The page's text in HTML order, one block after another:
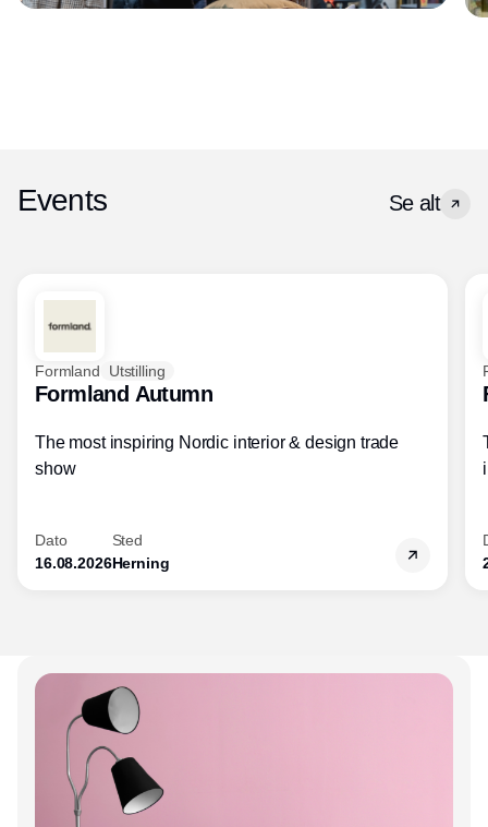
Events Se alt
Formland Utstilling
Formland Autumn
The most inspiring Nordic interior & design trade
show
Dato
16.08.2026
Sted
Herning